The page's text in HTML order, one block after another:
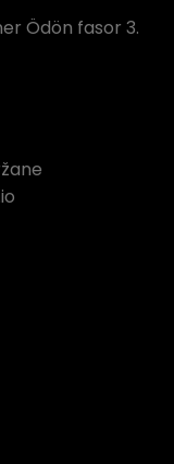
Ödön fasor 3.